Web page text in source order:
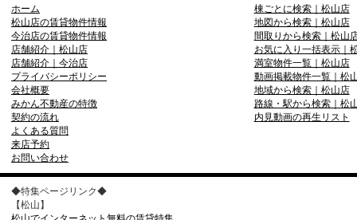
ホーム
松山店の賃貸物件情報
今治店の賃貸物件情報
店舗紹介｜松山店
店舗紹介｜今治店
プライバシーポリシー
会社概要
みかん不動産の特徴
契約の流れ
よくある質問
来店予約
お問い合わせ
棟ごとに検索｜松山店
地図から検索｜松山店
間取りから検索｜松山
お気に入り一括表示｜
満室物件一覧｜松山店
動画掲載物件一覧｜松
地域から検索｜松山店
路線・駅から検索｜松
内見動画の再生リスト
◆特集ページリンク◆
【松山】